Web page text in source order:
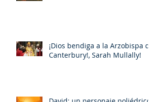
¡Dios bendiga a la Arzobispa de
Canterbury!, Sarah Mullally!